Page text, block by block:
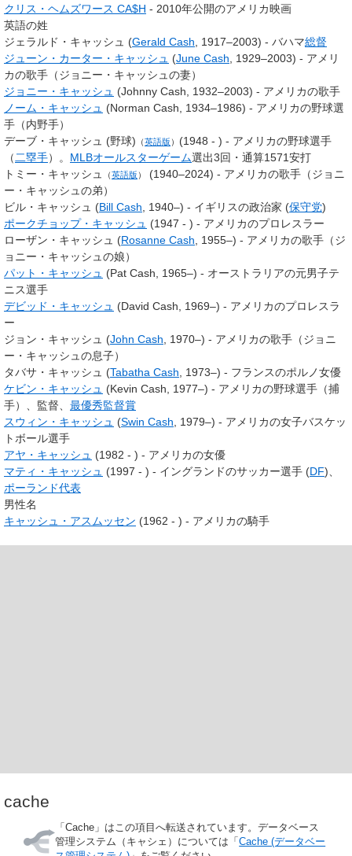
クリス・ヘムズワース CA$H - 2010年公開のアメリカ映画
英語の姓
ジェラルド・キャッシュ (Gerald Cash , 1917–2003) - バハマ総督
ジューン・カーター・キャッシュ (June Cash , 1929–2003) - アメリ
カの歌手（ジョニー・キャッシュの妻）
ジョニー・キャッシュ (Johnny Cash , 1932–2003) - アメリカの歌手
ノーム・キャッシュ (Norman Cash , 1934–1986) - アメリカの野球選
手（内野手）
デーブ・キャッシュ (野球) （英語版 ） (1948 - ) - アメリカの野球選手
（ 二塁手）。 MLBオールスターゲーム選出3回・通算1571安打
トミー・キャッシュ
（英語版 ）
(1940–2024) - アメリカの歌手（ジョニ
ー・キャッシュの弟）
ビル・キャッシュ (Bill Cash , 1940–) - イギリスの政治家 (保守党)
ポークチョップ・キャッシュ (1947 - ) - アメリカのプロレスラー
ローザン・キャッシュ (Rosanne Cash , 1955–) - アメリカの歌手（ジ
ョニー・キャッシュの娘）
パット・キャッシュ (Pat Cash , 1965–) - オーストラリアの元男子テ
ニス選手
デビッド・キャッシュ (David Cash , 1969–) - アメリカのプロレスラ
ー
ジョン・キャッシュ (John Cash , 1970–) - アメリカの歌手（ジョニ
ー・キャッシュの息子）
タバサ・キャッシュ (Tabatha Cash , 1973–) - フランスのポルノ女優
ケビン・キャッシュ (Kevin Cash , 1977–) - アメリカの野球選手（捕
手）、監督、 最優秀監督賞
スウィン・キャッシュ (Swin Cash , 1979–) - アメリカの女子バスケッ
トボール選手
アヤ・キャッシュ (1982 - ) - アメリカの女優
マティ・キャッシュ (1997 - ) - イングランドのサッカー選手 (DF)、
ポーランド代表
男性名
キャッシュ・アスムッセン (1962 - ) - アメリカの騎手
cache
「Cache 」はこの項目へ転送されています。データベース
管理システム（キャシェ）については「Cache (データベー